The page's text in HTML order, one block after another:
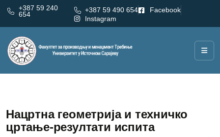
+387 59 240
654
+387 59 490 654
Facebook
Instagram
Нацртна геометрија и техничко
цртање-резултати испита